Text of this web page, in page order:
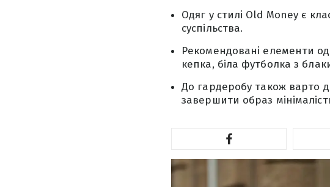
Одяг у стилі Old Money є
суспільства.
Рекомендовані елементи
кепка, біла футболка з
До гардеробу також варто
завершити образ